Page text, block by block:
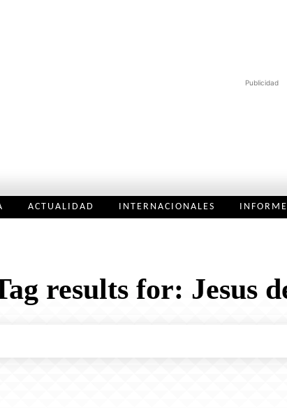
Publicidad
ACTUALIDAD INTERNACIONALES
results for: Jesus